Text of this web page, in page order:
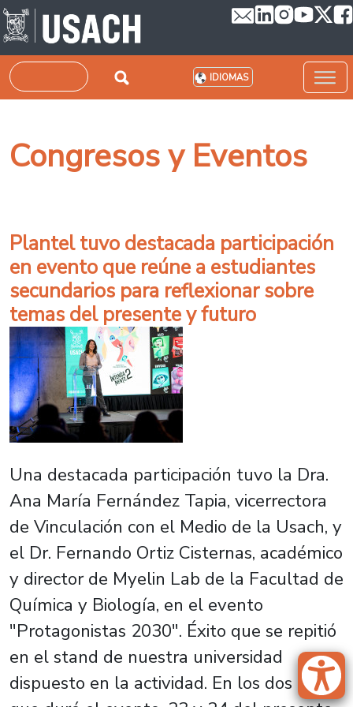
Pasar al contenido principal
Buscar IDIOMAS
Congresos y Eventos
Plantel tuvo destacada participación
en evento que reúne a estudiantes
secundarios para reflexionar sobre
temas del presente y futuro
Una destacada participación tuvo la Dra.
Ana María Fernández Tapia, vicerrectora
de Vinculación con el Medio de la Usach, y
el Dr. Fernando Ortiz Cisternas, académico
y director de Myelin Lab de la Facultad de
Química y Biología, en el evento
"Protagonistas 2030". Éxito que se repitió
en el stand de nuestra universidad
dispuesto en la actividad. En los dos días